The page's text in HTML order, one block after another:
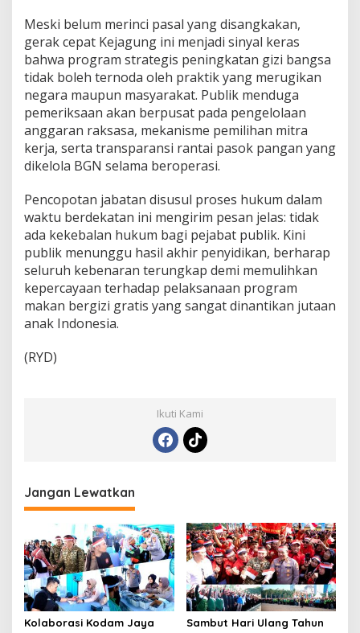
Meski belum merinci pasal yang disangkakan,
gerak cepat Kejagung ini menjadi sinyal keras
bahwa program strategis peningkatan gizi bangsa
tidak boleh ternoda oleh praktik yang merugikan
negara maupun masyarakat. Publik menduga
pemeriksaan akan berpusat pada pengelolaan
anggaran raksasa, mekanisme pemilihan mitra
kerja, serta transparansi rantai pasok pangan yang
dikelola BGN selama beroperasi.
Pencopotan jabatan disusul proses hukum dalam
waktu berdekatan ini mengirim pesan jelas: tidak
ada kekebalan hukum bagi pejabat publik. Kini
publik menunggu hasil akhir penyidikan, berharap
seluruh kebenaran terungkap demi memulihkan
kepercayaan terhadap pelaksanaan program
makan bergizi gratis yang sangat dinantikan jutaan
anak Indonesia.
(RYD)
Ikuti Kami
Jangan Lewatkan
Kolaborasi Kodam Jaya
Sambut Hari Ulang Tahun